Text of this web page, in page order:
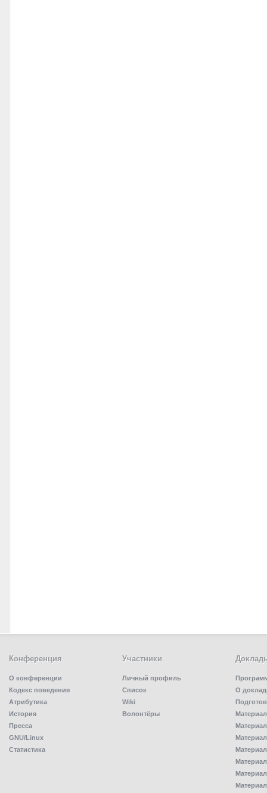
Конференция
О конференции
Кодекс поведения
Атрибутика
История
Пресса
GNU/Linux
Статистика
Участники
Личный профиль
Список
Wiki
Волонтёры
О